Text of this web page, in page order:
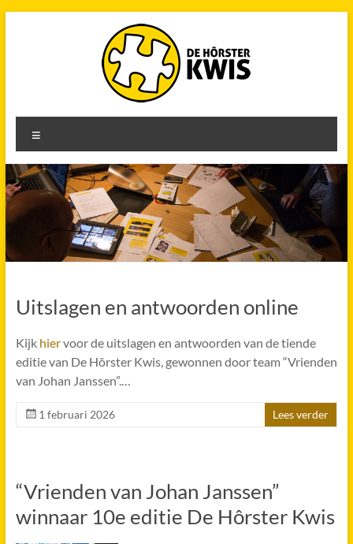
De
Hôrster
Kwis
28
december
Uitslagen en antwoorden online
Kijk hiervoor de uitslagen en antwoorden van de tiende
editie van De Hôrster Kwis, gewonnen door team “Vrienden
van Johan Janssen”.…
1 februari 2026 Lees verder
“Vrienden van Johan Janssen”
winnaar 10e editie De Hôrster Kwis